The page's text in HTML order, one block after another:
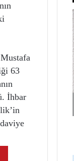
63
İhbar